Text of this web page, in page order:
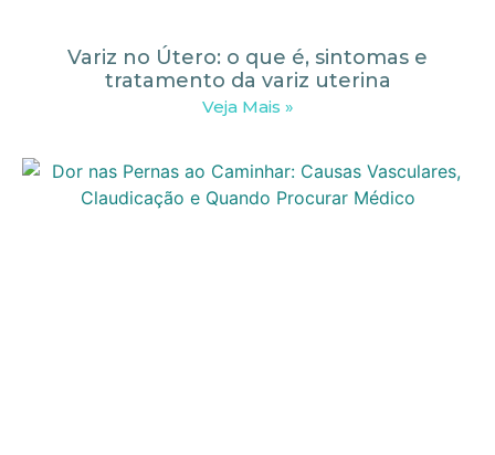
Variz no Útero: o que é, sintomas e
tratamento da variz uterina
Veja Mais »